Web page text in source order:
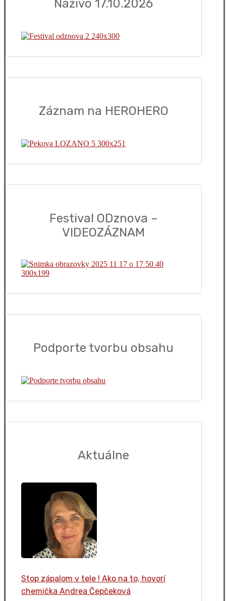
Naživo 17.10.2026
Záznam na HEROHERO
Festival ODznova –
VIDEOZÁZNAM
Podporte tvorbu obsahu
Aktuálne
Stop zápalom v tele ! Ako na to, hovorí
chemička Andrea Čepčeková